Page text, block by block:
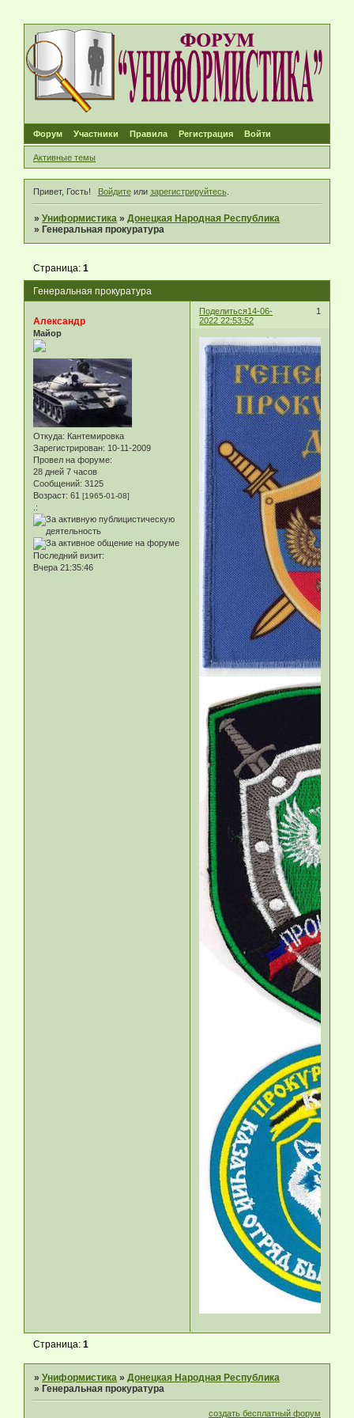
Форум Участники Правила Регистрация Войти
Активные темы
Привет, Гость! Войдитеили зарегистрируйтесь.
»Униформистика »Донецкая Народная Республика
» Генеральная прокуратура
Генеральная прокуратура
Страница:1
Поделиться 1
14-06-
2022 22:53:52
Александр
Майор
Откуда: Кантемировка
Зарегистрирован: 10-11-2009
Провел на форуме:
28 дней 7 часов
Сообщений: 3125
Возраст: 61 [1965-01-08]
.:
Последний визит:
Вчера 21:35:46
Страница:1
»Униформистика »Донецкая Народная Республика
»Генеральная прокуратура
создать бесплатный форум